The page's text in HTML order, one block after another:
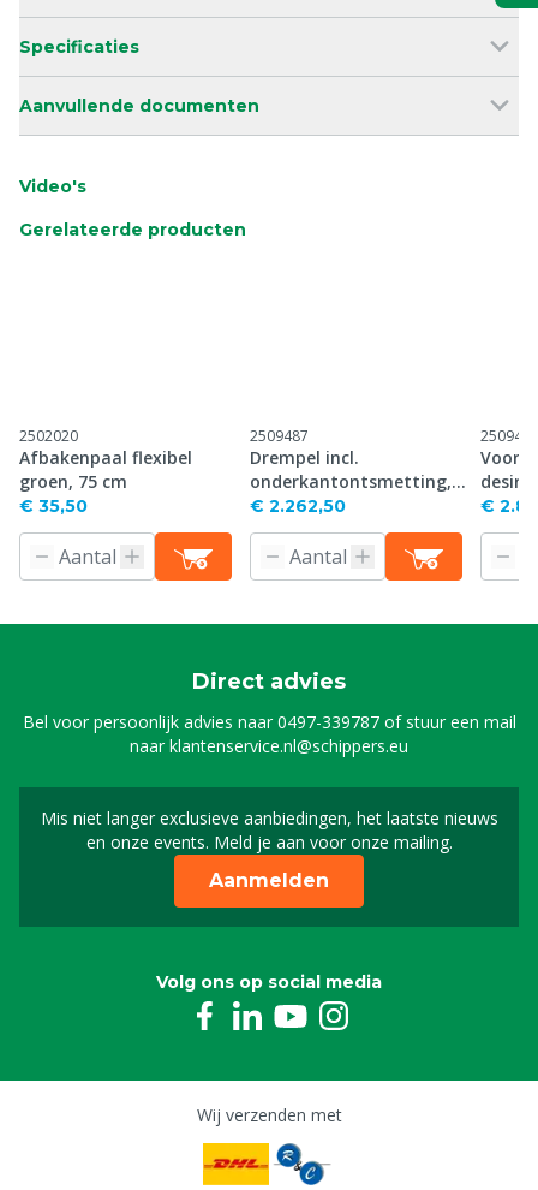
Specificaties
Aanvullende documenten
Video's
Gerelateerde producten
2502020
Afbakenpaal flexibel
groen, 75 cm
€ 35,50
2509487
Drempel incl.
onderkantontsmetting,2
-dlg
€ 2.262,50
2509488
€
Direct advies
Bel voor persoonlijk advies naar0497-339787of stuur een mail
naarklantenservice.nl@schippers.eu
Mis niet langer exclusieve aanbiedingen, het laatste nieuws
en onze events. Meld je aan voor onze mailing.
Schrijf je in voor onze
Aanmelden
Volg ons op social media
Wij verzenden met